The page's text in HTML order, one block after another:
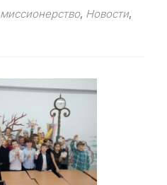
миссионерство, Новости,